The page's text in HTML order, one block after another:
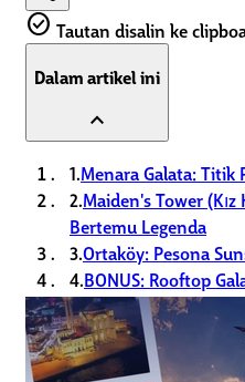
check_circle Tautan disalin ke
Dalam artikel ini
expand_less
1.Menara Galata: Titik
2.Maiden's Tower
Bertemu Legenda
3.Ortaköy: Pesona
4.BONUS: Rooftop
Saat Sunset